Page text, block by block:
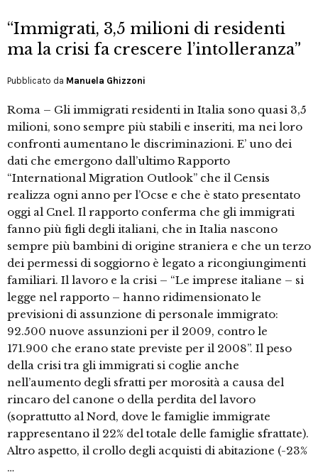
“Immigrati, 3,5 milioni di residenti
ma la crisi fa crescere l’intolleranza”
Pubblicato da Manuela Ghizzoni
Roma – Gli immigrati residenti in Italia sono quasi 3,5
milioni, sono sempre più stabili e inseriti, ma nei loro
confronti aumentano le discriminazioni. E’ uno dei
dati che emergono dall’ultimo Rapporto
“International Migration Outlook” che il Censis
realizza ogni anno per l’Ocse e che è stato presentato
oggi al Cnel. Il rapporto conferma che gli immigrati
fanno più figli degli italiani, che in Italia nascono
sempre più bambini di origine straniera e che un terzo
dei permessi di soggiorno è legato a ricongiungimenti
familiari. Il lavoro e la crisi – “Le imprese italiane – si
legge nel rapporto – hanno ridimensionato le
previsioni di assunzione di personale immigrato:
92.500 nuove assunzioni per il 2009, contro le
171.900 che erano state previste per il 2008”. Il peso
della crisi tra gli immigrati si coglie anche
nell’aumento degli sfratti per morosità a causa del
rincaro del canone o della perdita del lavoro
(soprattutto al Nord, dove le famiglie immigrate
rappresentano il 22% del totale delle famiglie sfrattate).
Altro aspetto, il crollo degli acquisti di abitazione (-23%
…